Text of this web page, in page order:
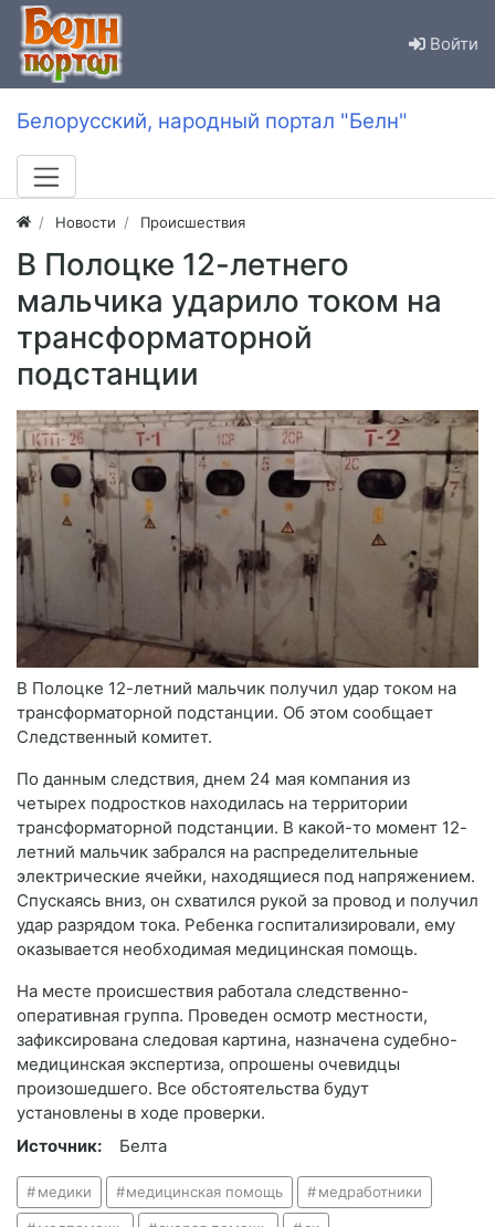
Войти
Белорусский, народный портал "Белн"
Новости Происшествия
В Полоцке 12-летнего
мальчика ударило током на
трансформаторной
подстанции
В Полоцке 12-летний мальчик получил удар током на
трансформаторной подстанции. Об этом сообщает
Следственный комитет.
По данным следствия, днем 24 мая компания из
четырех подростков находилась на территории
трансформаторной подстанции. В какой-то момент 12-
летний мальчик забрался на распределительные
электрические ячейки, находящиеся под напряжением.
Спускаясь вниз, он схватился рукой за провод и получил
удар разрядом тока. Ребенка госпитализировали, ему
оказывается необходимая медицинская помощь.
На месте происшествия работала следственно-
оперативная группа. Проведен осмотр местности,
зафиксирована следовая картина, назначена судебно-
медицинская экспертиза, опрошены очевидцы
произошедшего. Все обстоятельства будут
установлены в ходе проверки.
Источник:
Белта
медики медицинская помощь медработники